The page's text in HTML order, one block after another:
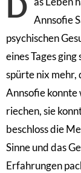
Annsofie
psychischen
eines Tages
spürte nix mehr,
Annsofie konnte
riechen, sie
beschloss die
Sinne und das
Erfahrungen